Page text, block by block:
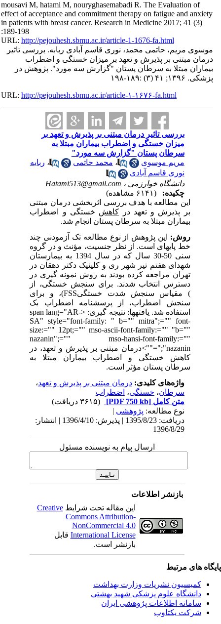
mousavi M, hatami M, nouryghasemabadi R. The Evaluation of
effect of acceptance and commitment therapy on fatigue and anxiety
in patients with breast cancer. Research in Medicine 2017; 41 (3)
:189-198
URL:http://pejouhesh.sbmu.ac.ir/article-1-1676-fa.html
موسوی مریم، حاتمی محمد، نوری قاسم آبادی ربابه. بررسی تاثیر
درمان مبتنی بر پذیرش و تعهد بر میزان خستگی و اضطراب
بیماران مبتلا به سرطان پستان "گزارش سه مورد". پژوهش در
پزشکی. ۱۳۹۶; ۴۱ (۳) :۱۸۹-۱۹۸
URL:http://pejouhesh.sbmu.ac.ir/article-۱-۱۶۷۶-fa.html
بررسی تاثیر درمان مبتنی بر پذیرش و تعهد بر
میزان خستگی و اضطراب بیماران مبتلا به
سرطان پستان "گزارش سه مورد"
مریم موسوی
،محمد حاتمی ،ربابه
نوری قاسم آبادی
دانشگاه خوارزمی ، Hatami513@gmail.com
چکیده:
این مطالعه با هدف بررسی اثربخشی درمان مبتنی
بر پذیرش و تعهد در کاهشخستگی و اضطراب
بیماران مبتلا به سرطان پستان انجام شد.
روش: اینپژوهش از نوع مطالعه تک آزمودنی چند
خط پایه­ای است.از نظر جنسیت، مؤنث و در گروه
سنی 50-30 سال که در سال 1394 به
بیمارستان
شهدای هفتم تیر شهر ری و کلینیک دکتر دهقان در
تهران مراجعه کرده بودند به روش نمونه گیری در
دسترس انتخاب شدند. برای سنجش خستگی، از
مقیاس سنجش شدت خستگی (
FSS)، و برای
سنجش اضطراب، از پرسشنامه اضطراب بک
استفاده شد.یافته­ها:نتیجه گیری:
<span lang="AR-
SA" style="font-family: " b="" mitra";="" font-
size:="" 12pt;="" mso-ascii-font-family:="" "b=""
nazanin";="" mso-hansi-font-family:=""
nazanin";"="">
درمان مبتنی بر پذیرش و تعهد، در
کاهش خستگی و اضطراب بیماران مبتلا به
سرطان پستان مؤثر است.
واژه‌های کلیدی:درمان مبتنی بر پذیرش و تعهد،
سرطان،خستگی،اضطراب
متن کامل[PDF 750 kb]
نوع مطالعه:پژوهشی|
دریافت: 1395/8/23 | پذیرش: 1396/4/10 | انتشار:
1396/8/29
ارسال پیام به نویسنده مسئول
بازنشر اطلاعات
این مقاله تحت شرایطCreative
Commons Attribution-
NonCommercial 4.0
International Licenseقابل
بازنشر است.
های مرتبط
کمیسیون نشریات وزارت بهداشت
دانشگاه علوم پزشکی شهید بهشتی
سامانه اطلاعات پژوهشی ایران
شرکت یکتاوب